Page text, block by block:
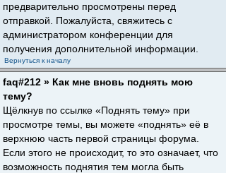
предварительно просмотрены перед
отправкой. Пожалуйста, свяжитесь с
администратором конференции для
получения дополнительной информации.
Вернуться к началу
faq#212 » Как мне вновь поднять мою
тему?
Щёлкнув по ссылке «Поднять тему» при
просмотре темы, вы можете «поднять» её в
верхнюю часть первой страницы форума.
Если этого не происходит, то это означает, что
возможность поднятия тем могла быть